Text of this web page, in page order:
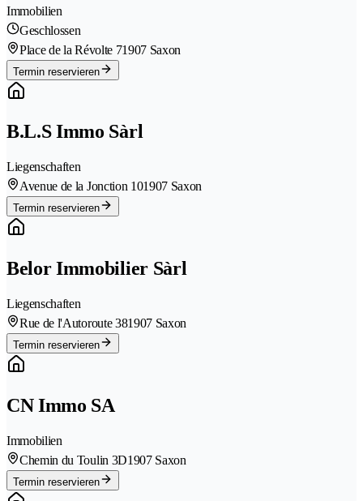
Immobilien
Geschlossen
Place de la Révolte 71907 Saxon
Termin reservieren
B.L.S Immo Sàrl
Liegenschaften
Avenue de la Jonction 101907 Saxon
Termin reservieren
Belor Immobilier Sàrl
Liegenschaften
Rue de l'Autoroute 381907 Saxon
Termin reservieren
CN Immo SA
Immobilien
Chemin du Toulin 3D1907 Saxon
Termin reservieren